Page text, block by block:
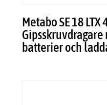
Metabo SE 18 LTX
Gipsskruvdragare
batterier och